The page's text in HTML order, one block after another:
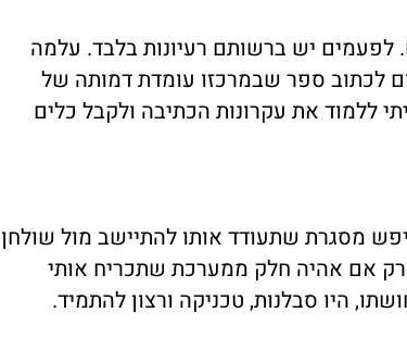
לפעמים יש ברשותם רעיונות בלבד. עלמה
לכתוב ספר שבמרכזו עומדת דמותה של
ללמוד את עקרונות הכתיבה ולקבל כלים
מסגרת שתעודד אותו להתיישב מול שולחן
אם אהיה חלק ממערכת שתכריח אותי
היו סבלנות, טכניקה ורצון להתמיד.